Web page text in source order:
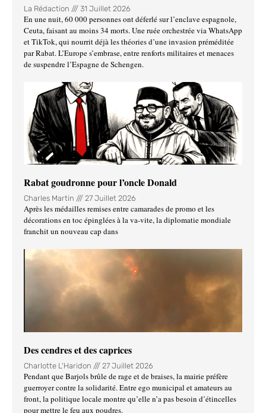
La Rédaction 31 Juillet 2026
En une nuit, 60 000 personnes ont déferlé sur l’enclave espagnole,
Ceuta, faisant au moins 34 morts. Une ruée orchestrée via WhatsApp
et TikTok, qui nourrit déjà les théories d’une invasion préméditée
par Rabat. L’Europe s’embrase, entre renforts militaires et menaces
de suspendre l’Espagne de Schengen.
Rabat goudronne pour l’oncle Donald
Charles Martin 27 Juillet 2026
Après les médailles remises entre camarades de promo et les
décorations en toc épinglées à la va-vite, la diplomatie mondiale
franchit un nouveau cap dans
Des cendres et des caprices
Charlotte L'Haridon 27 Juillet 2026
Pendant que Barjols brûle de rage et de braises, la mairie préfère
guerroyer contre la solidarité. Entre ego municipal et amateurs au
front, la politique locale montre qu’elle n’a pas besoin d’étincelles
pour mettre le feu aux poudres.